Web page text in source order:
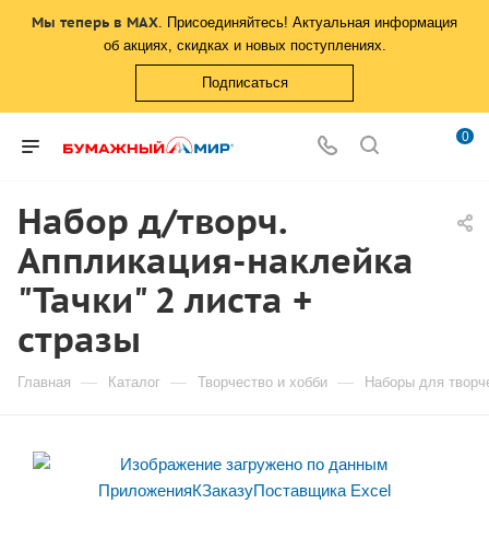
Мы теперь в MAX. Присоединяйтесь! Актуальная информация
об акциях, скидках и новых поступлениях.
Подписаться
0
Набор д/творч.
Аппликация-наклейка
"Тачки" 2 листа +
стразы
Главная — Каталог — Творчество и хобби — Наборы для